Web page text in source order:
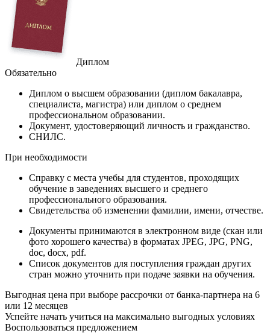
Диплом
Обязательно
Диплом о высшем образовании (диплом бакалавра,
специалиста, магистра) или диплом о среднем
профессиональном образовании.
Документ, удостоверяющий личность и гражданство.
СНИЛС.
При необходимости
Справку с места учебы для студентов, проходящих
обучение в заведениях высшего и среднего
профессионального образования.
Свидетельства об изменении фамилии, имени, отчестве.
Документы принимаются в электронном виде (скан или
фото хорошего качества) в форматах JPEG, JPG, PNG,
doc, docx, pdf.
Список документов для поступления граждан других
стран можно уточнить при подаче заявки на обучения.
Выгодная цена при выборе рассрочки от банка-партнера на 6
или 12 месяцев
Успейте начать учиться на максимально выгодных условиях
Воспользоваться предложением